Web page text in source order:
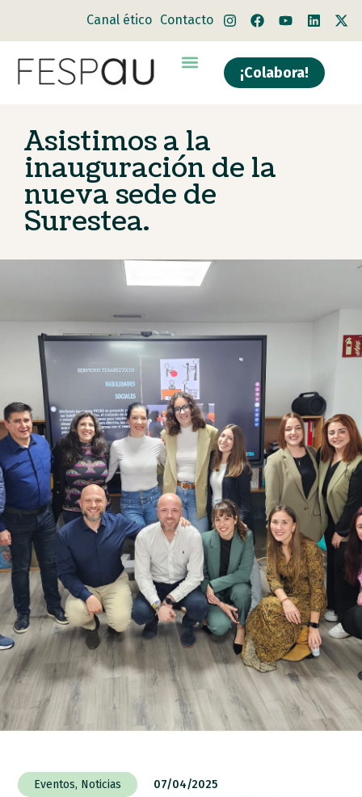
Canal ético Contacto
¡Colabora!
Asistimos a la
inauguración de la
nueva sede de
Surestea.
Eventos, Noticias
07/04/2025